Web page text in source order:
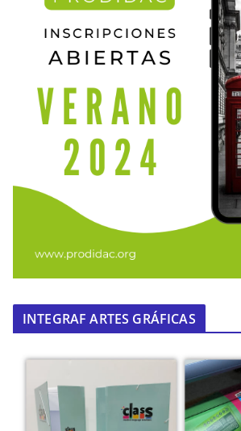
INTEGRAF ARTES GRÁFICAS